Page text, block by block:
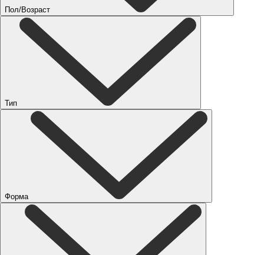
Пол/Возраст
Тип
Форма